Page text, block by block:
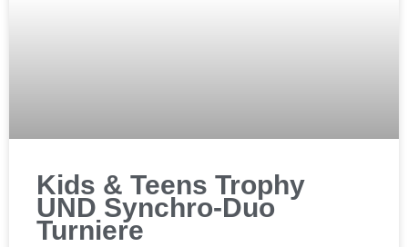
Kids & Teens Trophy
UND Synchro-Duo
Turniere